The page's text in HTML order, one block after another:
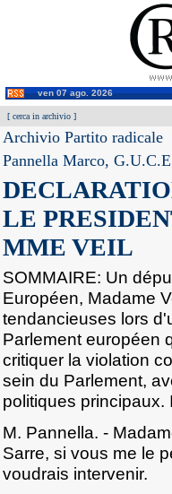
ven 07 ago. 2026
[ cerca in archivio ]
Archivio Partito radicale
Pannella Marco,
LE
MME VEIL
SOMMAIRE: Un
Européen, Madame
tendancieuses lors
Parlement européen
critiquer la violation
sein du Parlement,
politiques principaux.
M. Pannella. -
Sarre, si vous me le
voudrais intervenir.